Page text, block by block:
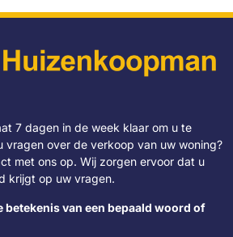
7 dagen in de week klaar om u te
vragen over de verkoop van uw woning?
met ons op. Wij zorgen ervoor dat u
krijgt op uw vragen.
betekenis van een bepaald woord of